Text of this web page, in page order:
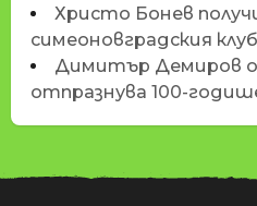
Христо Бонев
симеоновградския
Димитър Демиров
отпразнува 100-